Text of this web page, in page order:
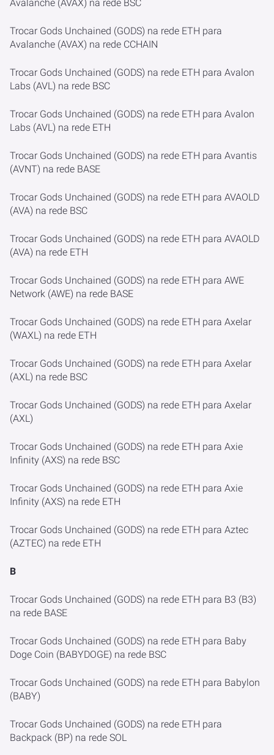
Avalanche (AVAX) na rede BSC
Trocar Gods Unchained (GODS) na rede ETH para
Avalanche (AVAX) na rede CCHAIN
Trocar Gods Unchained (GODS) na rede ETH para Avalon
Labs (AVL) na rede BSC
Trocar Gods Unchained (GODS) na rede ETH para Avalon
Labs (AVL) na rede ETH
Trocar Gods Unchained (GODS) na rede ETH para Avantis
(AVNT) na rede BASE
Trocar Gods Unchained (GODS) na rede ETH para AVAOLD
(AVA) na rede BSC
Trocar Gods Unchained (GODS) na rede ETH para AVAOLD
(AVA) na rede ETH
Trocar Gods Unchained (GODS) na rede ETH para AWE
Network (AWE) na rede BASE
Trocar Gods Unchained (GODS) na rede ETH para Axelar
(WAXL) na rede ETH
Trocar Gods Unchained (GODS) na rede ETH para Axelar
(AXL) na rede BSC
Trocar Gods Unchained (GODS) na rede ETH para Axelar
(AXL)
Trocar Gods Unchained (GODS) na rede ETH para Axie
Infinity (AXS) na rede BSC
Trocar Gods Unchained (GODS) na rede ETH para Axie
Infinity (AXS) na rede ETH
Trocar Gods Unchained (GODS) na rede ETH para Aztec
(AZTEC) na rede ETH
B
Trocar Gods Unchained (GODS) na rede ETH para B3 (B3)
na rede BASE
Trocar Gods Unchained (GODS) na rede ETH para Baby
Doge Coin (BABYDOGE) na rede BSC
Trocar Gods Unchained (GODS) na rede ETH para Babylon
(BABY)
Trocar Gods Unchained (GODS) na rede ETH para
Backpack (BP) na rede SOL